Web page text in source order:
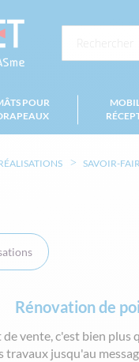
POUR
SAVOIR-
Rénovation de
vente, c'est bien plus
travaux jusqu'au